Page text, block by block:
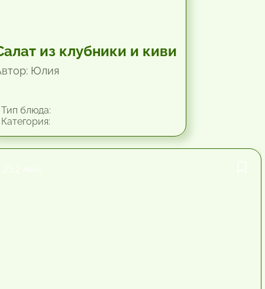
из клубники и киви
Юлия
блюда: